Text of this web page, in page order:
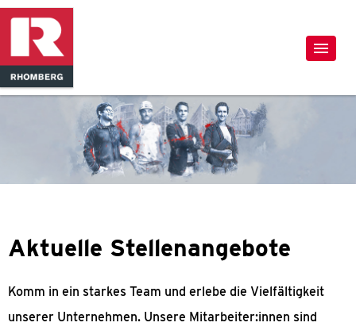
Aktuelle Stellenangebote
Komm in ein starkes Team und erlebe die Vielfältigkeit
unserer Unternehmen. Unsere Mitarbeiter:innen sind